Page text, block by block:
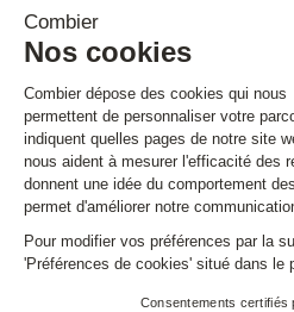
Stay tuned
Subscribe to our newsletter